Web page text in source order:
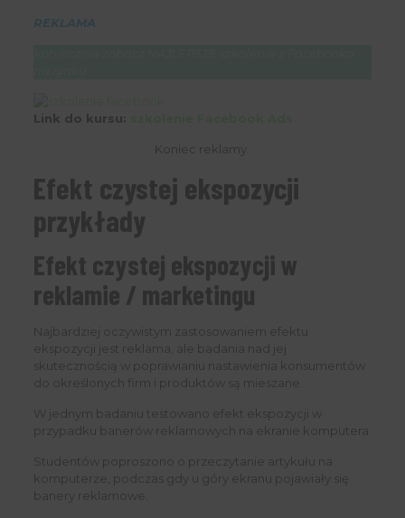
REKLAMA
Link do kursu:
Koniec reklamy.
Efekt czystej ekspozycji
przykłady
Efekt czystej ekspozycji w
reklamie / marketingu
Najbardziej oczywistym zastosowaniem efektu
ekspozycji jest reklama, ale badania nad jej
skutecznością w poprawianiu nastawienia konsumentów
do określonych firm i produktów są mieszane.
W jednym badaniu testowano efekt ekspozycji w
przypadku banerów reklamowych na ekranie komputera.
Studentów poproszono o przeczytanie artykułu na
komputerze, podczas gdy u góry ekranu pojawiały się
banery reklamowe.